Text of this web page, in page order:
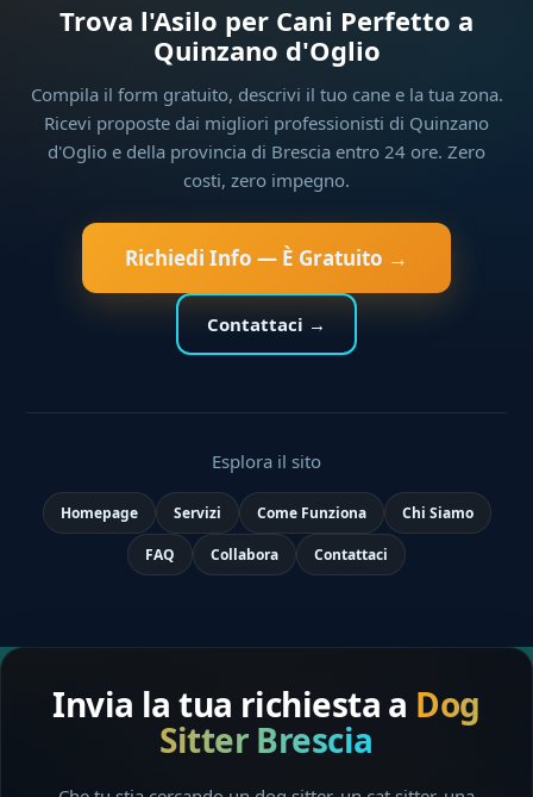
Trova l'Asilo per Cani Perfetto a
Quinzano d'Oglio
Compila il form gratuito, descrivi il tuo cane e la tua zona.
Ricevi proposte dai migliori professionisti di Quinzano
d'Oglio e della provincia di Brescia entro 24 ore. Zero
costi, zero impegno.
Richiedi Info — È Gratuito →
Contattaci →
Esplora il sito
Homepage Servizi Come Funziona Chi Siamo
FAQ Collabora Contattaci
Invia la tua richiesta a Dog
Sitter Brescia